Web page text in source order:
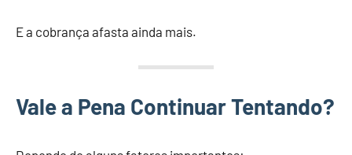
E a cobrança afasta ainda mais.
Vale a Pena Continuar Tentando?